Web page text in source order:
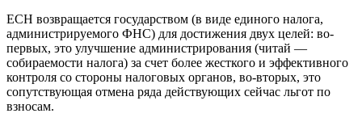
ЕСН возвращается государством (в виде единого налога,
администрируемого ФНС) для достижения двух целей: во-
первых, это улучшение администрирования (читай —
собираемости налога) за счет более жесткого и эффективного
контроля со стороны налоговых органов, во-вторых, это
сопутствующая отмена ряда действующих сейчас льгот по
взносам.